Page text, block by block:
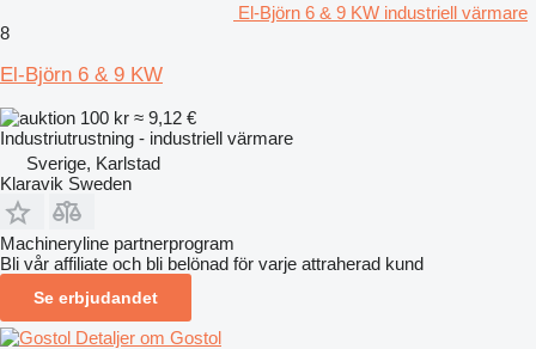
El-Björn 6 & 9 KW industriell värmare
8
El-Björn 6 & 9 KW
100 kr ≈ 9,12 €
Industriutrustning - industriell värmare
Sverige, Karlstad
Klaravik Sweden
Machineryline partnerprogram
Bli vår affiliate och bli belönad för varje attraherad kund
Se erbjudandet
Detaljer om Gostol